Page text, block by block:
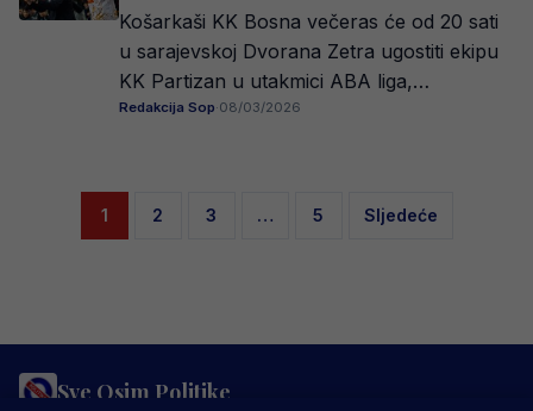
Košarkaši KK Bosna večeras će od 20 sati
u sarajevskoj Dvorana Zetra ugostiti ekipu
KK Partizan u utakmici ABA liga,…
Redakcija Sop·08/03/2026
Posts
1 2 3 … 5 Sljedeće
Sve Osim Politike